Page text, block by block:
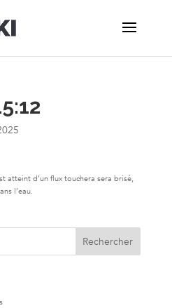
atteint d’un flux touchera sera brisé,
l’eau.